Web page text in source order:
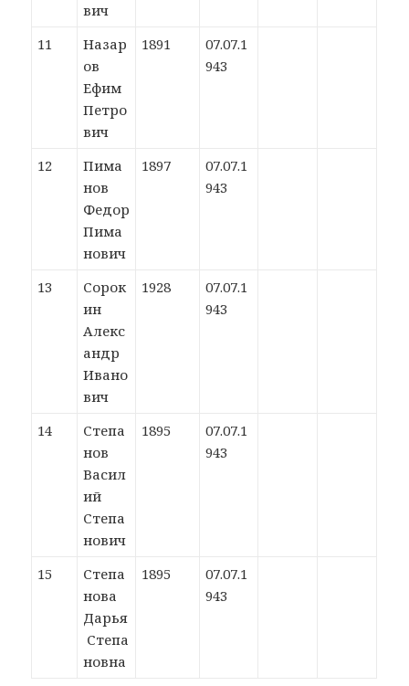
вич
11
Назар
ов
Ефим
Петро
вич
1891
07.07.1
943
12
Пима
нов
Федор
Пима
нович
1897
07.07.1
943
13
Сорок
ин
Алекс
андр
Ивано
вич
1928
07.07.1
943
14
Степа
нов
Васил
ий
Степа
нович
1895
07.07.1
943
15
Степа
нова
Дарья
Степа
новна
1895
07.07.1
943